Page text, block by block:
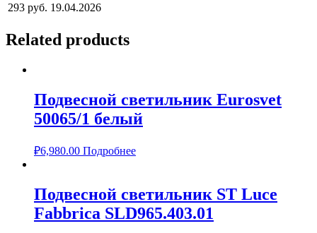
293 руб. 19.04.2026
Related products
Подвесной светильник Eurosvet
50065/1 белый
₽6,980.00 Подробнее
Подвесной светильник ST Luce
Fabbrica SLD965.403.01